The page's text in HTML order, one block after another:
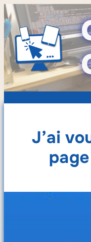
J’ai